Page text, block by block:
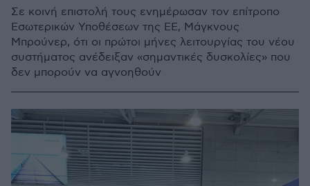
Σε κοινή επιστολή τους ενημέρωσαν τον επίτροπο
Εσωτερικών Υποθέσεων της ΕΕ, Μάγκνους
Μπρούνερ, ότι οι πρώτοι μήνες λειτουργίας του νέου
συστήματος ανέδειξαν «σημαντικές δυσκολίες» που
δεν μπορούν να αγνοηθούν